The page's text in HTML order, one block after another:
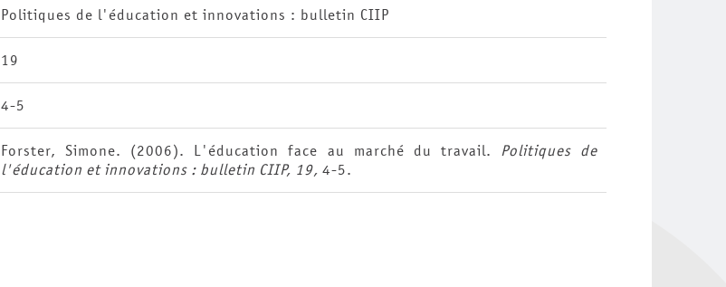
Politiques de l'éducation et innovations : bulletin CIIP
19
4-5
Forster, Simone. (2006). L'éducation face au marché du travail. Politiques de
l'éducation et innovations : bulletin CIIP, 19, 4-5.